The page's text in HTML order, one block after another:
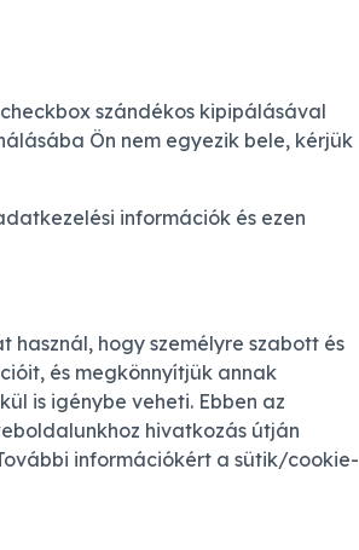
szándékos kipipálásával
Ön nem egyezik bele, kérjük
információk és ezen
hogy személyre szabott és
és megkönnyítjük annak
is igénybe veheti. Ebben az
hivatkozás útján
információkért a sütik/cookie-